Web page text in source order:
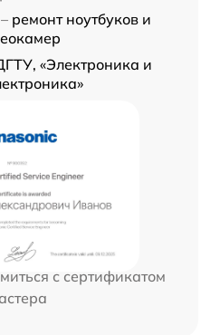
ремонт ноутбуков и
«Электроника и
с сертификатом